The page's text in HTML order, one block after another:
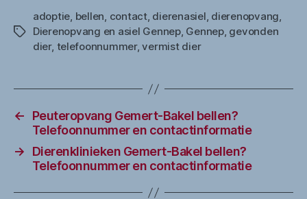
Tags
adoptie, bellen, contact, dierenasiel, dierenopvang,
Dierenopvang en asiel Gennep, Gennep, gevonden
dier, telefoonnummer,vermist dier
←
Peuteropvang Gemert-Bakel bellen?
Telefoonnummer en contactinformatie
→
Dierenklinieken Gemert-Bakel bellen?
Telefoonnummer en contactinformatie